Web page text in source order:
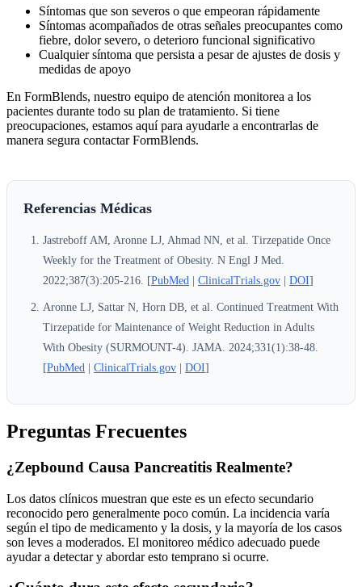
Síntomas que son severos o que empeoran rápidamente
Síntomas acompañados de otras señales preocupantes como
fiebre, dolor severo, o deterioro funcional significativo
Cualquier síntoma que persista a pesar de ajustes de dosis y
medidas de apoyo
En FormBlends, nuestro equipo de atención monitorea a los
pacientes durante todo su plan de tratamiento. Si tiene
preocupaciones, estamos aquí para ayudarle a encontrarlas de
manera segura contactar FormBlends.
Referencias Médicas
Jastreboff AM, Aronne LJ, Ahmad NN, et al. Tirzepatide Once
Weekly for the Treatment of Obesity. N Engl J Med.
2022;387(3):205-216. [PubMed ClinicalTrials.gov DOI]
Aronne LJ, Sattar N, Horn DB, et al. Continued Treatment With
Tirzepatide for Maintenance of Weight Reduction in Adults
With Obesity (SURMOUNT-4). JAMA. 2024;331(1):38-48.
[PubMed ClinicalTrials.gov DOI]
Preguntas Frecuentes
¿Zepbound Causa Pancreatitis Realmente?
Los datos clínicos muestran que este es un efecto secundario
reconocido pero generalmente poco común. La incidencia varía
según el tipo de medicamento y la dosis, y la mayoría de los casos
son leves a moderados. El monitoreo médico adecuado puede
ayudar a detectar y abordar esto temprano si ocurre.